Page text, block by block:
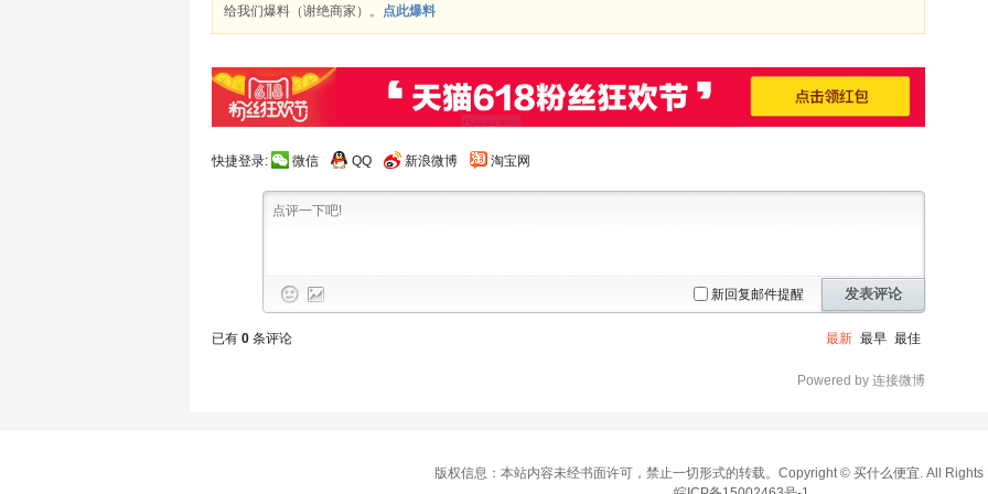
给我们爆料（谢绝商家）。 点此爆料
快捷登录: 微信 QQ 新浪微博 淘宝网
新回复邮件提醒 发表评论
已有 0 条评论 最新 最早 最佳
Powered by 连接微博
版权信息：本站内容未经书面许可，禁止一切形式的转载。Copyright © 买什么便宜. All Rights